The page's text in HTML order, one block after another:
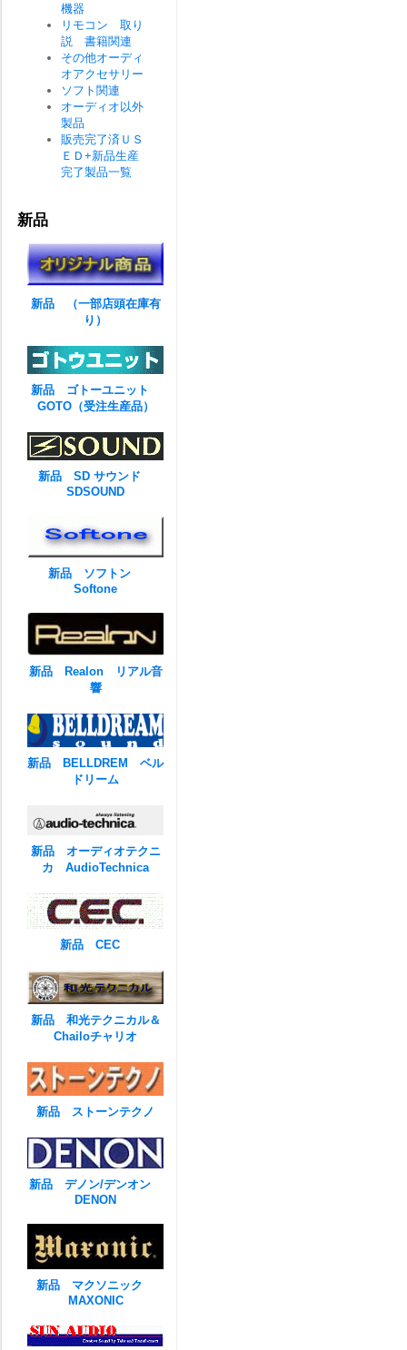
機器
リモコン 取り
説 書籍関連
その他オーディ
オアクセサリー
ソフト関連
オーディオ以外
製品
販売完了済ＵＳ
ＥＤ+新品生産
完了製品一覧
新品
新品 （一部店頭在庫有
り）
新品 ゴトーユニット
GOTO（受注生産品）
新品 SD サウンド
SDSOUND
新品 ソフトン
Softone
新品 Realon リアル音
響
新品 BELLDREM ベル
ドリーム
新品 オーディオテクニ
カ AudioTechnica
新品 CEC
新品 和光テクニカル＆
Chailoチャリオ
新品 ストーンテクノ
新品 デノン/デンオン
DENON
新品 マクソニック
MAXONIC